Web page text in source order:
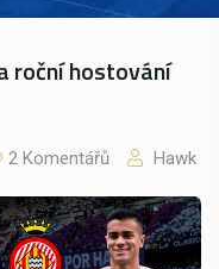
roční hostování
2 Komentářů Hawk